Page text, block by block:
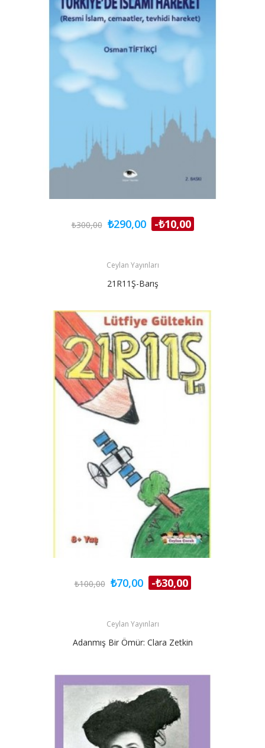
₺300,00 ₺290,00 -₺10,00
Ceylan Yayınları
21R11Ş-Barış
₺100,00 ₺70,00 -₺30,00
Ceylan Yayınları
Adanmış Bir Ömür: Clara Zetkin